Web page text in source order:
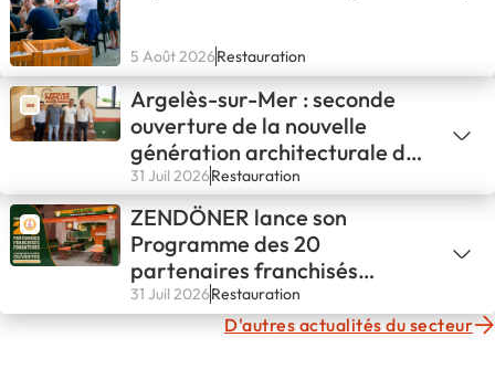
5 Août 2026Restauration
Argelès-sur-Mer : seconde
ouverture de la nouvelle
génération architecturale de
L'ATELIER PAPILLES !
31 Juil 2026Restauration
ZENDÖNER lance son
Programme des 20
partenaires franchisés
fondateurs
31 Juil 2026Restauration
D'autres actualités du secteur